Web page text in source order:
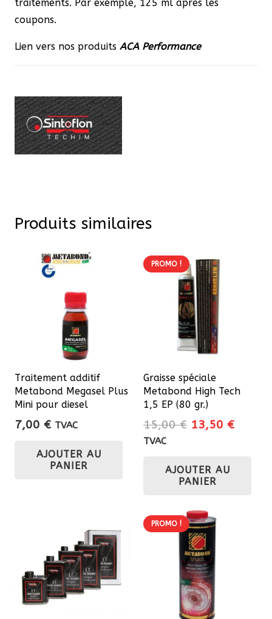
traitements. Par exemple, 125 ml après les
coupons.
Lien vers nos produits ACAPerformance
Produits similaires
Traitement additif
Metabond Megasel Plus
Mini pour diesel
7,00 € TVAC
AJOUTER AU
PANIER
PROMO !
Graisse spéciale
Metabond High Tech
1,5 EP (80 gr.)
15,00€ Le
était :
15,00 €.
13,50 €Le
TVAC
AJOUTER AU
PANIER
PROMO !